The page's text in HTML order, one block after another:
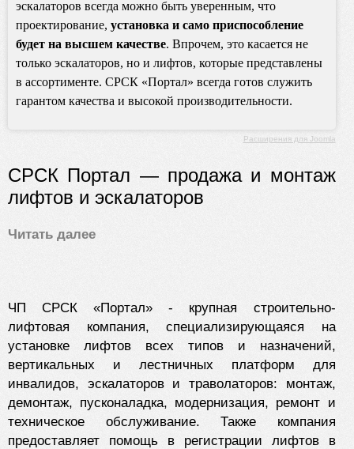
эскалаторов всегда можно быть уверенным, что
проектирование,установка и само приспособление
будет на высшем качестве. Впрочем, это касается не
только эскалаторов, но и лифтов, которые представлены
в ассортименте. СРСК «Портал» всегда готов служить
гарантом качества и высокой производительности.
Расширения для Joomla
СРСК Портал — продажа и монтаж
лифтов и эскалаторов
Читать далее
ЧП СРСК «Портал» - крупная строительно-
лифтовая компания, специализирующаяся на
установке лифтов всех типов и назначений,
вертикальных и лестничных платформ для
инвалидов, эскалаторов и траволаторов: монтаж,
демонтаж, пусконаладка, модернизация, ремонт и
техническое обслуживание. Также компания
предоставляет помощь в регистрации лифтов в